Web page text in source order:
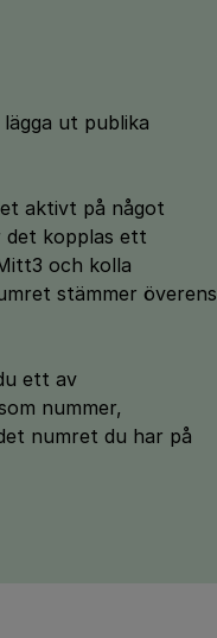
ut publika
aktivt på något
det kopplas ett
och kolla
stämmer överens
ett av
nummer,
numret du har på